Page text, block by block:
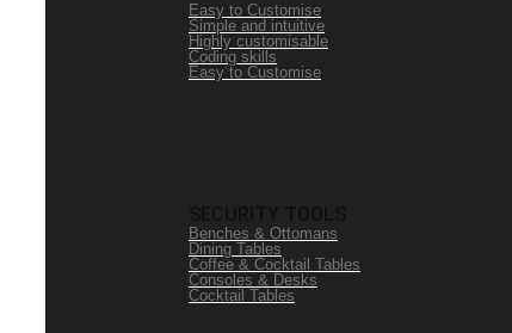
Easy to Customise
Simple and intuitive
Highly customisable
Coding skills
Easy to Customise
Benches & Ottomans
Dining Tables
Coffee & Cocktail Tables
Consoles & Desks
Cocktail Tables